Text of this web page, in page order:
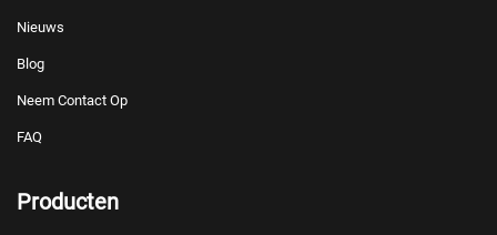
Nieuws
Blog
Neem Contact Op
FAQ
Producten